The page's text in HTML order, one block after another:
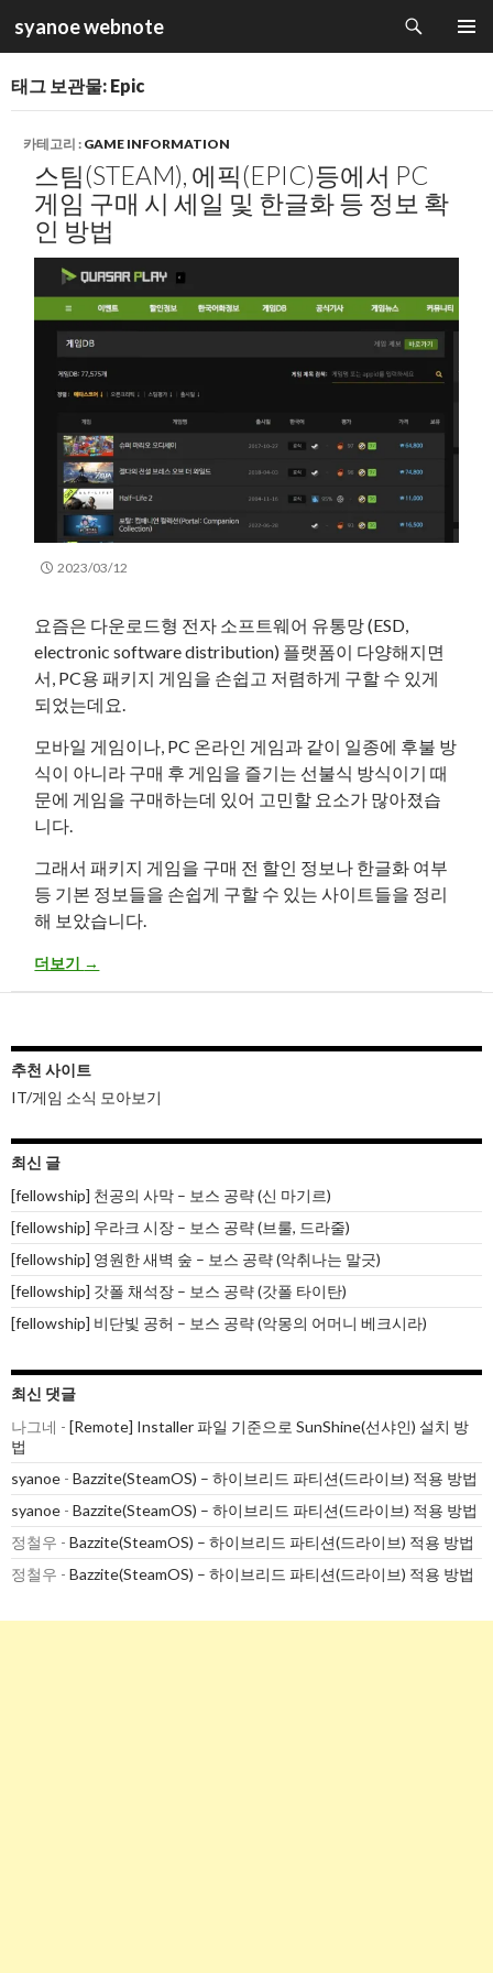
syanoe webnote
색
츠
로
건
태그 보관물: Epic
카테고리 : GAME INFORMATION
스팀(STEAM), 에픽(EPIC)등에서 PC
게임 구매 시 세일 및 한글화 등 정보 확
인 방법
2023/03/12
요즘은 다운로드형 전자 소프트웨어 유통망 (ESD,
electronic software distribution) 플랫폼이 다양해지면
서, PC용 패키지 게임을 손쉽고 저렴하게 구할 수 있게
되었는데요.
모바일 게임이나, PC 온라인 게임과 같이 일종에 후불 방
식이 아니라 구매 후 게임을 즐기는 선불식 방식이기 때
문에 게임을 구매하는데 있어 고민할 요소가 많아졌습
니다.
그래서 패키지 게임을 구매 전 할인 정보나 한글화 여부
등 기본 정보들을 손쉽게 구할 수 있는 사이트들을 정리
해 보았습니다.
스팀(Steam), 에픽(Epic)등에서 PC 게임 구매 시 세일 및 한글화 등
더보기 →
추천 사이트
IT/게임 소식 모아보기
최신 글
[fellowship] 천공의 사막 – 보스 공략 (신 마기르)
[fellowship] 우라크 시장 – 보스 공략 (브룰, 드라줄)
[fellowship] 영원한 새벽 숲 – 보스 공략 (악취나는 말긋)
[fellowship] 갓폴 채석장 – 보스 공략 (갓폴 타이탄)
[fellowship] 비단빛 공허 – 보스 공략 (악몽의 어머니 베크시라)
최신 댓글
나그네 - [Remote] Installer 파일 기준으로 SunShine(선샤인) 설치 방
법
syanoe - Bazzite(SteamOS) – 하이브리드 파티션(드라이브) 적용 방법
syanoe - Bazzite(SteamOS) – 하이브리드 파티션(드라이브) 적용 방법
정철우 - Bazzite(SteamOS) – 하이브리드 파티션(드라이브) 적용 방법
정철우 - Bazzite(SteamOS) – 하이브리드 파티션(드라이브) 적용 방법